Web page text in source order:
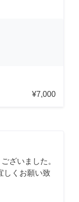
¥7,000
ざいました。
しくお願い致